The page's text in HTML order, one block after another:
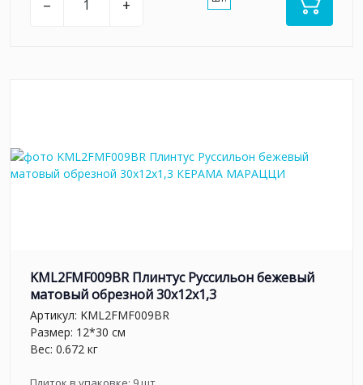
– +
KML2FMF009BR Плинтус Руссильон бежевый
матовый обрезной 30x12x1,3
Артикул: KML2FMF009BR
Размер: 12*30 см
Вес: 0.672 кг